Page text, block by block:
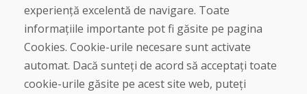
Citește mai mult ...
Afișează mai multe recenzii >
experiență excelentă de navigare. Toate
informațiile importante pot fi găsite pe pagina
Cookies. Cookie-urile necesare sunt activate
automat. Dacă sunteți de acord să acceptați toate
cookie-urile găsite pe acest site web, puteți